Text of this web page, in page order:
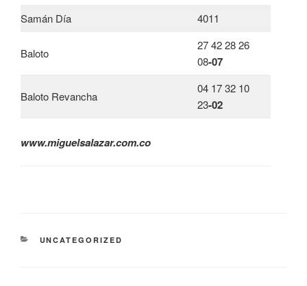
Samán Día
4011
Baloto
27 42 28 26
08-07
Baloto Revancha
04 17 32 10
23-02
www.miguelsalazar.com.co
CATEGORÍAS
UNCATEGORIZED